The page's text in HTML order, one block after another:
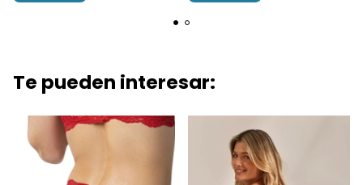
Te pueden interesar: